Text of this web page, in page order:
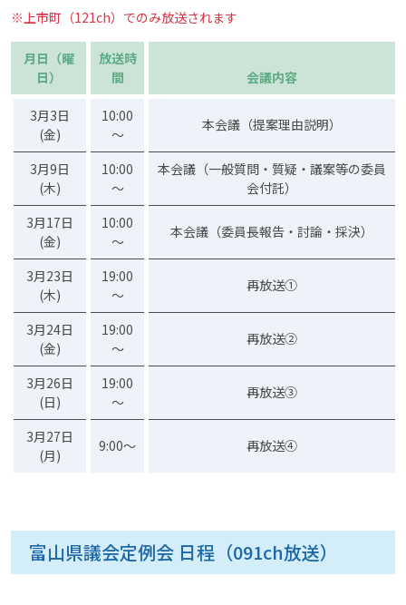
※上市町（121ch）でのみ放送されます
月日（曜
日）
放送時
間
会議内容
3月3日
(金)
10:00
～
本会議（提案理由説明）
3月9日
(木)
10:00
～
本会議（一般質問・質疑・議案等の委員
会付託）
3月17日
(金)
10:00
～
本会議（委員長報告・討論・採決）
3月23日
(木)
19:00
～
再放送①
3月24日
(金)
19:00
～
再放送②
3月26日
(日)
19:00
～
再放送③
3月27日
(月)
9:00～ 再放送④
富山県議会定例会 日程（091ch放送）